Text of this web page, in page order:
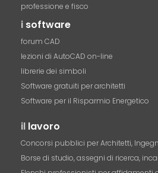
professione e fisco
i software
forum CAD
lezioni di AutoCAD on-line
librerie dei simboli
Software gratuiti per architetti
Software per il Risparmio Energetico
il lavoro
Concorsi pubblici per Architetti,
Borse di studio, assegni di ricerca,